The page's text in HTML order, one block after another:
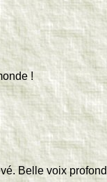
!
Belle voix